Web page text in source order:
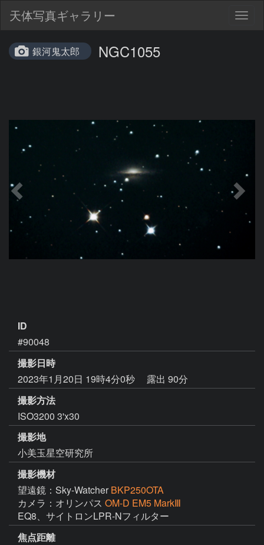
天体写真ギャラリー
銀河鬼太郎 NGC1055
ID
#90048
撮影日時
2023年1月20日 19時4分0秒
露出 90分
撮影方法
ISO3200 3'x30
撮影地
小美玉星空研究所
撮影機材
望遠鏡：Sky-Watcher BKP250OTA
カメラ：オリンパス OM-D EM5 MarkⅢ
EQ8、サイトロンLPR-Nフィルター
焦点距離